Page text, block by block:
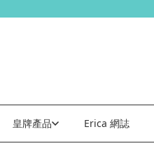
皇牌產品 Erica 網誌